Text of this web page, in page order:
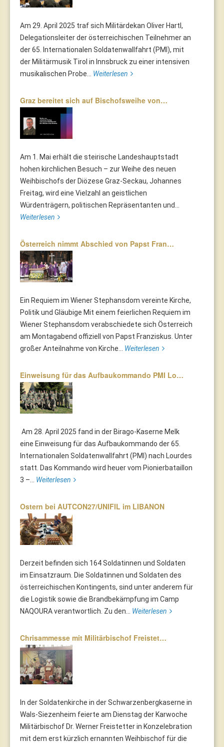
Am 29. April 2025 traf sich Militärdekan Oliver Hartl,
Delegationsleiter der österreichischen Teilnehmer an
der 65. Internationalen Soldatenwallfahrt (PMI), mit
der Militärmusik Tirol in Innsbruck zu einer intensiven
musikalischen Probe... Weiterlesen
Graz bereitet sich auf Bischofsweihe von…
Am 1. Mai erhält die steirische Landeshauptstadt
hohen kirchlichen Besuch – zur Weihe des neuen
Weihbischofs der Diözese Graz-Seckau, Johannes
Freitag, wird eine Vielzahl an geistlichen
Würdenträgern, politischen Repräsentanten und...
Weiterlesen
Österreich nimmt Abschied von Papst Fran…
Ein Requiem im Wiener Stephansdom vereinte Kirche,
Politik und Gläubige Mit einem feierlichen Requiem im
Wiener Stephansdom verabschiedete sich Österreich
am Montagabend offiziell von Papst Franziskus. Unter
großer Anteilnahme von Kirche... Weiterlesen
Einweisung für das Aufbaukommando PMI Lo…
Am 28. April 2025 fand in der Birago-Kaserne Melk
eine Einweisung für das Aufbaukommando der 65.
Internationalen Soldatenwallfahrt (PMI) nach Lourdes
statt. Das Kommando wird heuer vom Pionierbataillon
3 –... Weiterlesen
Ostern bei AUTCON27/UNIFIL im LIBANON
Derzeit befinden sich 164 Soldatinnen und Soldaten
im Einsatzraum. Die Soldatinnen und Soldaten des
österreichischen Kontingents, sind unter anderem für
die Logistik sowie die Brandbekämpfung im Camp
NAQOURA verantwortlich. Zu den... Weiterlesen
Chrisammesse mit Militärbischof Freistet…
In der Soldatenkirche in der Schwarzenbergkaserne in
Wals-Siezenheim feierte am Dienstag der Karwoche
Militärbischof Dr. Werner Freistetter in Konzelebration
mit dem erst kürzlich ernannten Weihbischof für die